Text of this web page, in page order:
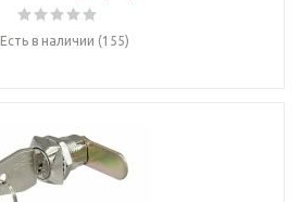
Есть в наличии (155)